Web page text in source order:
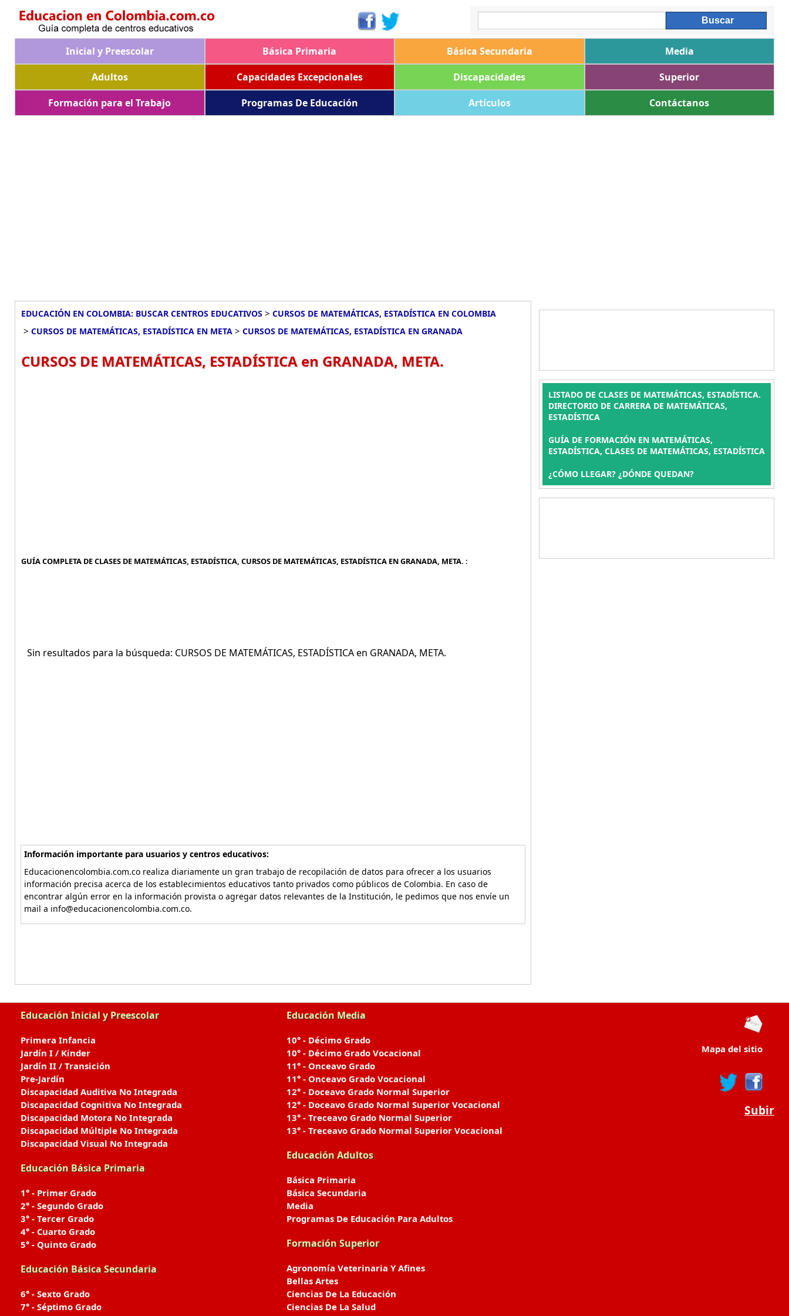
Inicial y Preescolar Básica Primaria Básica Secundaria
Media
Adultos
Capacidades Excepcionales Discapacidades
Superior
Formación para el Trabajo
Programas De Educación Artículos Contáctanos
EDUCACIÓN EN COLOMBIA: BUSCAR CENTROS EDUCATIVOS > CURSOS DE MATEMÁTICAS, ESTADÍSTICA EN COLOMBIA
> CURSOS DE MATEMÁTICAS, ESTADÍSTICA EN META > CURSOS DE MATEMÁTICAS, ESTADÍSTICA EN GRANADA
CURSOS DE MATEMÁTICAS, ESTADÍSTICA en GRANADA, META.
GUÍA COMPLETA DE CLASES DE MATEMÁTICAS, ESTADÍSTICA, CURSOS DE MATEMÁTICAS, ESTADÍSTICA EN GRANADA, META. :
Sin resultados para la búsqueda: CURSOS DE MATEMÁTICAS, ESTADÍSTICA en GRANADA, META.
Información importante para usuarios y centros educativos:
Educacionencolombia.com.co realiza diariamente un gran trabajo de recopilación de datos para ofrecer a los usuarios
información precisa acerca de los establecimientos educativos tanto privados como públicos de Colombia. En caso de
encontrar algún error en la información provista o agregar datos relevantes de la Institución, le pedimos que nos envíe un
mail a info@educacionencolombia.com.co.
LISTADO DE CLASES DE MATEMÁTICAS, ESTADÍSTICA.
DIRECTORIO DE CARRERA DE MATEMÁTICAS,
ESTADÍSTICA
GUÍA DE FORMACIÓN EN MATEMÁTICAS,
ESTADÍSTICA, CLASES DE MATEMÁTICAS, ESTADÍSTICA
¿CÓMO LLEGAR? ¿DÓNDE QUEDAN?
Educación Inicial y Preescolar
Primera Infancia
Jardín I / Kinder
Jardín II / Transición
Pre-Jardín
Discapacidad Auditiva No Integrada
Discapacidad Cognitiva No Integrada
Discapacidad Motora No Integrada
Discapacidad Múltiple No Integrada
Discapacidad Visual No Integrada
Educación Básica Primaria
1° - Primer Grado
2° - Segundo Grado
3° - Tercer Grado
4° - Cuarto Grado
5° - Quinto Grado
Educación Básica Secundaria
6° - Sexto Grado
7° - Séptimo Grado
Educación Media
10° - Décimo Grado
10° - Décimo Grado Vocacional
11° - Onceavo Grado
11° - Onceavo Grado Vocacional
12° - Doceavo Grado Normal Superior
12° - Doceavo Grado Normal Superior Vocacional
13° - Treceavo Grado Normal Superior
13° - Treceavo Grado Normal Superior Vocacional
Educación Adultos
Básica Primaria
Básica Secundaria
Media
Programas De Educación Para Adultos
Formación Superior
Agronomía Veterinaria Y Afines
Bellas Artes
Ciencias De La Educación
Ciencias De La Salud
Mapa del sitio
Subir